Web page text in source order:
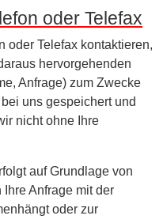
oder Telefax
oder Telefax kontaktieren,
hervorgehenden
Anfrage) zum Zwecke
uns gespeichert und
nicht ohne Ihre
auf Grundlage von
Ihre Anfrage mit der
oder zur